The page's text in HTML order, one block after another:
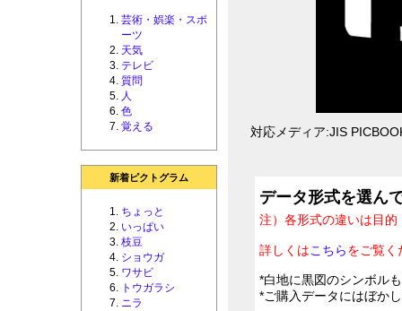
芸術・娯楽・スポ
ーツ
天気
テレビ
質問
人
色
覚える
新着ピクトグラム
ちょっと
いっぱい
枝豆
ショウガ
ワサビ
トウガラシ
ニラ
対応メディア:JIS
データ形式を選ん
注）各形式の違いは目
詳しくはこちらをご覧く
*白地に黒図のシンボル
*ご購入データにはぼか